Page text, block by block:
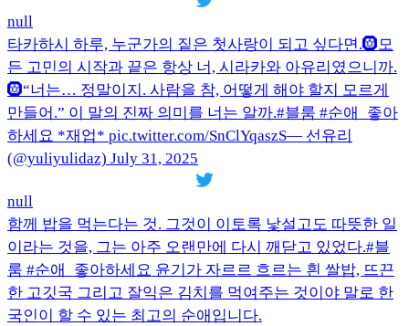
null
타카하시 하루, 누군가의 짙은 첫사랑이 되고 싶다면.🛞모
든 고민의 시작과 끝은 항상 너, 시라카와 아유리였으니까.
🛞“너는… 정말이지. 사람을 참, 어떻게 해야 할지 모르게
만들어.” 이 말의 진짜 의미를 너는 알까.#블룸 #순애_좋아
하세요 *재업* pic.twitter.com/SnClYqaszS— 선유리
(@yuliyulidaz) July 31, 2025
null
함께 밥을 먹는다는 것. 그것이 이토록 낯설고도 따뜻한 일
이라는 것을, 그는 아주 오랜만에 다시 깨닫고 있었다.#블
룸 #순애_좋아하세요 윤기가 자르르 흐르는 흰 쌀밥, 뜨끈
한 고깃국 그리고 잘익은 김치를 먹여주는 것이야 말로 한
국인이 할 수 있는 최고의 순애입니다.